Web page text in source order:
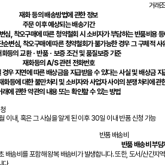
거래
재화 등의 배송방법에 관한 정보
주문 이후 예상되는 배송기간
심, 착오구매에 따른 청약철회 시 소비자가 부담하는 반품비용
순변심, 착오구매에 따른 청약철회가 불가능한 경우 그 구체적 사
화등의 교환ㆍ반품ㆍ보증 조건 및 품질보증 기준
재화등의 A/S 관련 전화번호
우 지연에 따른 배상금을 지급받을 수 있다는 사실 및 배상금
화등에 대한 불만처리 및 소비자와 사업자 사이의 분쟁처리에 관
래에 관한 약관의 내용 또는 확인할 수 있는 방법
이내, 혹은 그 사실을 알게 된 이후 30일 이내 반품 신청 가능
반품 배송비
반품 배송비 부담
배송비를 포함해 왕복 배송비가 발생합니다. 또한, 도서/산간지